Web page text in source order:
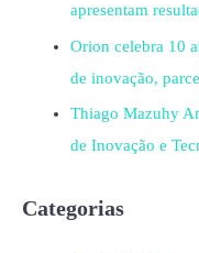
apresentam
Orion celebra 10
de inovação,
Thiago Mazuhy
de Inovação e
Categorias